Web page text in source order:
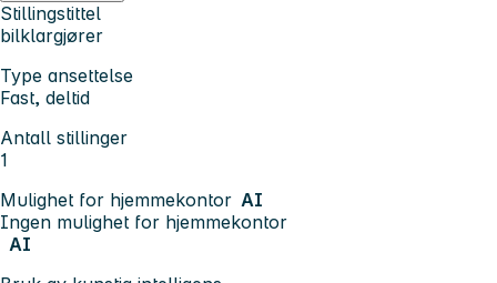
Stillingstittel
bilklargjører
Type ansettelse
Fast, deltid
Antall stillinger
1
Mulighet for hjemmekontor AI
Ingen mulighet for hjemmekontor
AI